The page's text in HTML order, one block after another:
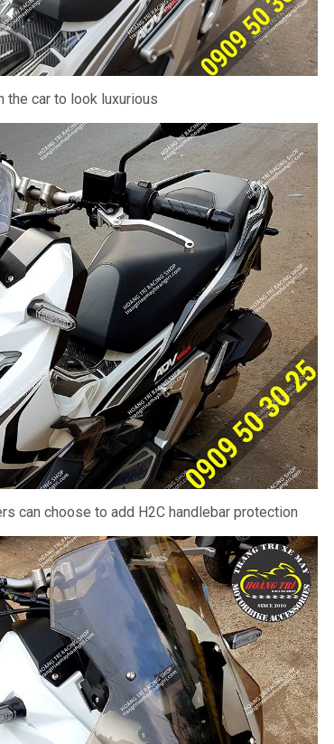
the car to look luxurious
can choose to add H2C handlebar protection